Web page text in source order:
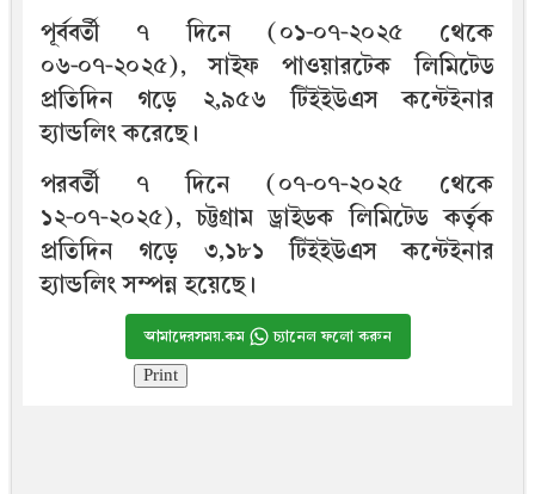
পূর্ববর্তী ৭ দিনে (০১-০৭-২০২৫ থেকে
০৬-০৭-২০২৫), সাইফ পাওয়ারটেক লিমিটেড
প্রতিদিন গড়ে ২,৯৫৬ টিইইউএস কন্টেইনার
হ্যান্ডলিং করেছে।
পরবর্তী ৭ দিনে (০৭-০৭-২০২৫ থেকে
১২-০৭-২০২৫), চট্টগ্রাম ড্রাইডক লিমিটেড কর্তৃক
প্রতিদিন গড়ে ৩,১৮১ টিইইউএস কন্টেইনার
হ্যান্ডলিং সম্পন্ন হয়েছে।
আমাদেরসময়.কম চ্যানেল ফলো করুন
Print